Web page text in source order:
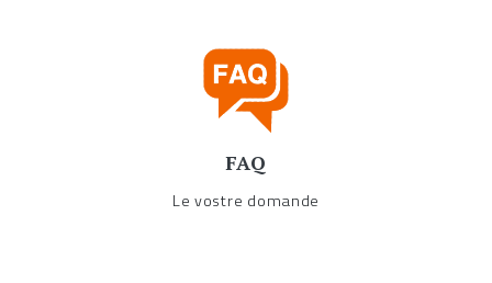
FAQ
Le vostre domande